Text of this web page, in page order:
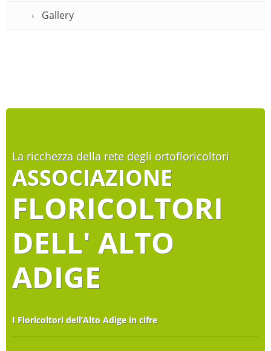
Gallery
La ricchezza della rete degli ortofloricoltori
ASSOCIAZIONE
FLORICOLTORI
DELL' ALTO
ADIGE
I Floricoltori dell’Alto Adige in cifre